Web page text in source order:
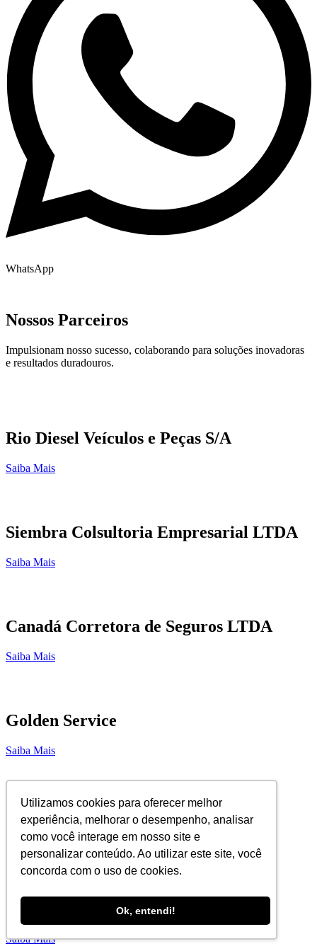
Utilizamos cookies para oferecer melhor
experiência, melhorar o desempenho, analisar
como você interage em nosso site e
personalizar conteúdo. Ao utilizar este site, você
concorda com o uso de cookies.
Ok, entendi!
WhatsApp
Nossos Parceiros
Impulsionam nosso sucesso, colaborando para soluções inovadoras
e resultados duradouros.
Rio Diesel Veículos e Peças S/A
Saiba Mais
Siembra Colsultoria Empresarial LTDA
Saiba Mais
Canadá Corretora de Seguros LTDA
Saiba Mais
Golden Service
Saiba Mais
Callmed Exames Complementares
Saiba Mais
T4S Techlonogy for Safety
Saiba Mais